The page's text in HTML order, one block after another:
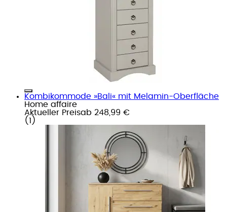
Kombikommode »Bali« mit Melamin-Oberfläche
Home affaire
Aktueller Preisab 248,99 €
( 1 )